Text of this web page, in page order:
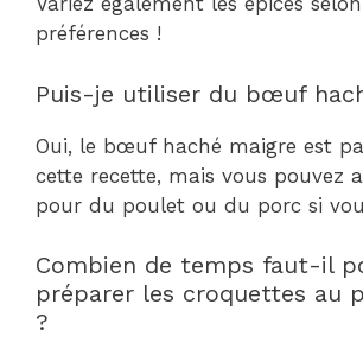
préférences !
Puis-je utiliser du bœuf
Oui, le bœuf haché maigre est
cette recette, mais vous pouvez
pour du poulet ou du porc si
Combien de temps faut-il
préparer les croquettes au
?